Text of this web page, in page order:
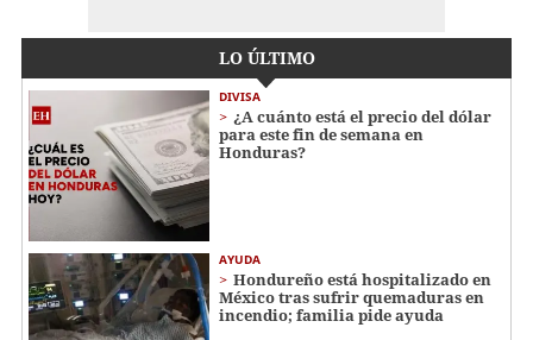
LO ÚLTIMO
DIVISA
¿A cuánto está el precio del dólar
para este fin de semana en
Honduras?
AYUDA
Hondureño está hospitalizado en
México tras sufrir quemaduras en
incendio; familia pide ayuda